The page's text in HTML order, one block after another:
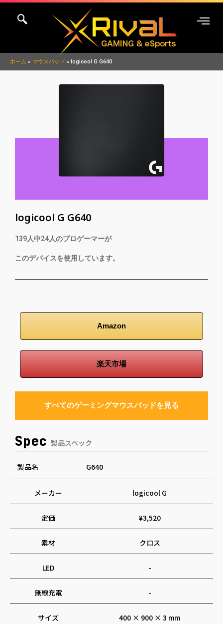
ホーム マウスパッド logicool G G640
logicool G G640
139人中24人のプロゲーマーが
このデバイスを使用しています。
Amazon
楽天市場
すべてのゲーミングマウスパッドを見る
Spec 製品スペック
製品名 G640
メーカー logicool G
定価 ¥3,520
素材 クロス
LED -
無線充電 -
サイズ 400 × 900 × 3 mm